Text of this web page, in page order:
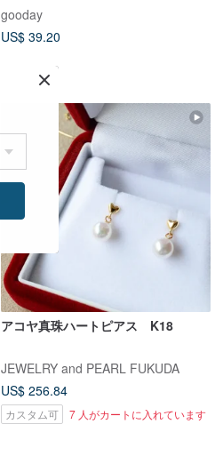
gooday
US$ 39.20
アコヤ真珠ハートピアス K18
JEWELRY and PEARL FUKUDA
US$ 256.84
カスタム可 7 人がカートに入れています